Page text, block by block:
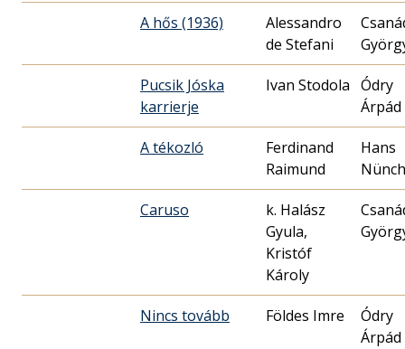
A hős (1936)
Alessandro
de Stefani
Pucsik Jóska
karrierje
Ivan Stodola Ódry
Árpád
A tékozló
Ferdinand
Raimund
Hans
Caruso
k. Halász
Gyula,
Kristóf
Károly
Nincs tovább Földes Imre
Ódry
Árpád